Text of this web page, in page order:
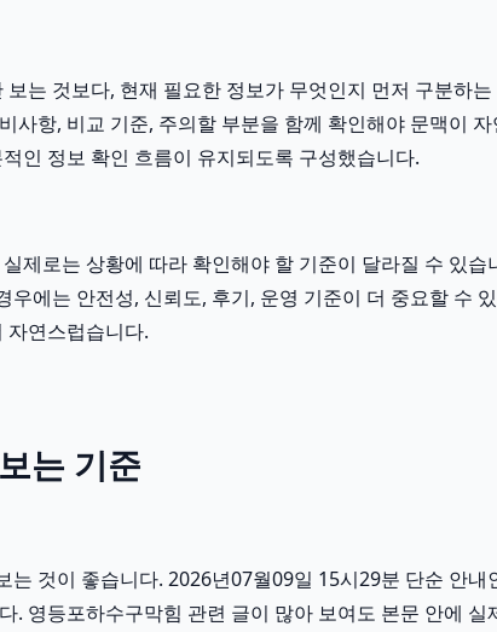
는 것보다, 현재 필요한 정보가 무엇인지 먼저 구분하
항, 비교 기준, 주의할 부분을 함께 확인해야 문맥이
인 정보 확인 흐름이 유지되도록 구성했습니다.
제로는 상황에 따라 확인해야 할 기준이 달라질 수 있
에는 안전성, 신뢰도, 후기, 운영 기준이 더 중요할 수
자연스럽습니다.
는 기준
것이 좋습니다. 2026년07월09일 15시29분 단순 안
영등포하수구막힘 관련 글이 많아 보여도 본문 안에